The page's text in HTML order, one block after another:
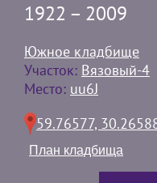
1922 – 2009
Южное кладбище
Участок: Вязовый-4
Место: uu6J
59.76577,
План кладбища